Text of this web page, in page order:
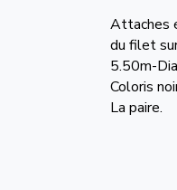
Attaches
du filet
5.50m-
Coloris
La paire.